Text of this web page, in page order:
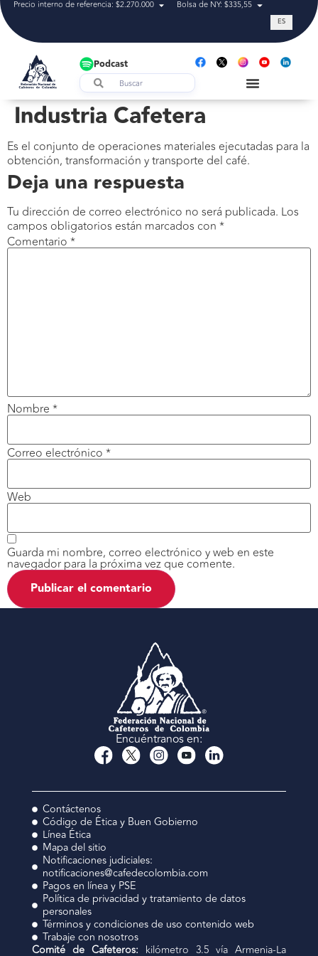
Precio interno de referencia: $2.270.000 Bolsa de NY: $335,55 Tasa de
ES
Podcast
Industria Cafetera
Es el conjunto de operaciones materiales ejecutadas para la
obtención, transformación y transporte del café.
Deja una respuesta
Tu dirección de correo electrónico no será publicada. Los
campos obligatorios están marcados con *
Comentario *
Nombre *
Correo electrónico *
Web
Guarda mi nombre, correo electrónico y web en este
navegador para la próxima vez que comente.
Encuéntranos en:
Contáctenos
Código de Ética y Buen Gobierno
Línea Ética
Mapa del sitio
Notificaciones judiciales:
notificaciones@cafedecolombia.com
Pagos en línea y PSE
Política de privacidad y tratamiento de datos
personales
Términos y condiciones de uso contenido web
Trabaje con nosotros
Comité de Cafeteros: kilómetro 3.5 vía Armenia-La